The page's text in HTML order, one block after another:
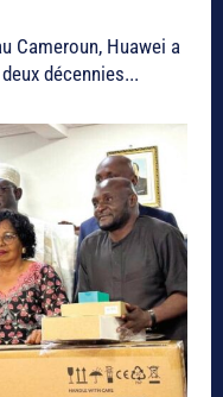
Cameroun, Huawei a
décennies...